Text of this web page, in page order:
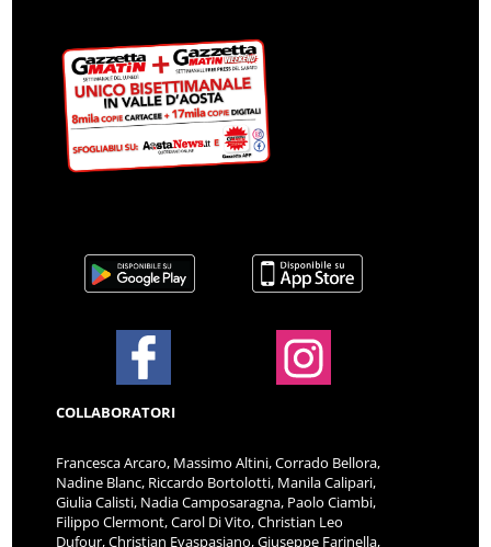
COLLABORATORI
Francesca Arcaro, Massimo Altini, Corrado Bellora,
Nadine Blanc, Riccardo Bortolotti, Manila Calipari,
Giulia Calisti, Nadia Camposaragna, Paolo Ciambi,
Filippo Clermont, Carol Di Vito, Christian Leo
Dufour, Christian Evaspasiano, Giuseppe Farinella,